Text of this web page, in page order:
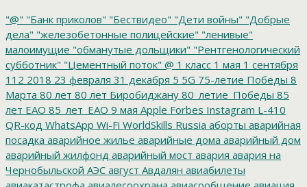
"@" "Банк приколов" "Бествидео" "Дети войны" "Добрые
дела" "железобетонные полицейские" "ленивые"
малоимущие "обманутые дольщики" "Рентгенологический
субботник" "Цементный поток" @ 1 класс 1 мая 1 сентября
112 2018 23 февраля 31 декабря 5 5G 75-летие Победы 8
Марта 80 лет 80 лет Биробиджану 80_летие_Победы 85
лет ЕАО 85_лет_ЕАО 9 мая Apple Forbes Instagram L-410
QR-код WhatsApp Wi-Fi WorldSkills Russia аборты аварийная
посадка аварийное жилье аварийные дома аварийный дом
аварийный жилфонд аварийный мост авария авария на
Чернобыльской АЭС август Авдалян авиабилеты